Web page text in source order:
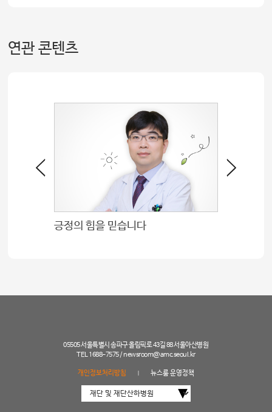
연관 콘텐츠
긍정의 힘을 믿습니다
05505 서울특별시 송파구 올림픽로 43길 88 서울아산병원
TEL 1688-7575 /newsroom@amc.seoul.kr
개인정보처리방침 뉴스룸 운영정책